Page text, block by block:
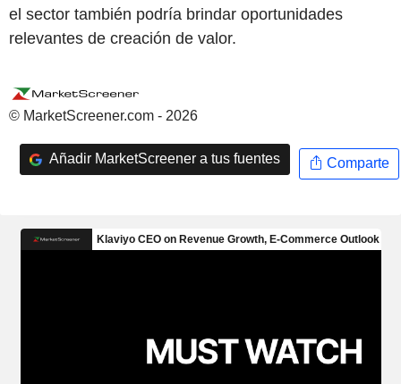
el sector también podría brindar oportunidades
relevantes de creación de valor.
© MarketScreener.com - 2026
Añadir MarketScreener a tus fuentes Comparte